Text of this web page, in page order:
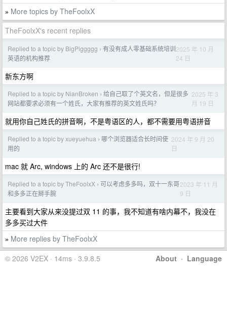
» More topics by TheFoolxX
TheFoolxX's recent replies
Replied to a topic by BigPiggggg › 有没有成人零基础系统培训
英语的机构推荐
2025 年 10 月
24 日
新东方啊
Replied to a topic by NianBroken › 给自己取了个英文名，但是很多
网站都要求必须有一个姓氏，大家有推荐的英文姓氏吗？
2025 年 3
月 19 日
就用你自己姓氏的拼音啊，不是粤语区的人，都不需要用粤语拼音
Replied to a topic by xueyuehua › 哪个浏览器适合长时间使
用的
2024 年 9 月 20
日
mac 就 Arc, windows 上的 Arc 还不是很行!
Replied to a topic by TheFoolxX › 可以考虑多多吗，双十一东哥
和多多正在掰手腕
2023 年 11 月
9 日
主要看到大家从来没提过双 11 的事，我不知道有啥内幕不，我没在
多多买过大件
» More replies by TheFoolxX
About · Language
© 2026 V2EX · 14ms · 3.9.8.5